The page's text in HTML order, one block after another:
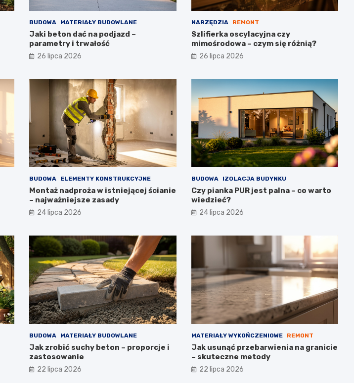
BUDOWA MATERIAŁY BUDOWLANE
Jaki beton dać na podjazd –
parametry i trwałość
26 lipca 2026
NARZĘDZIA REMONT
Szlifierka oscylacyjna czy
mimośrodowa – czym się różnią?
26 lipca 2026
BUDOWA ELEMENTY KONSTRUKCYJNE
Montaż nadproża w istniejącej ścianie
– najważniejsze zasady
24 lipca 2026
BUDOWA IZOLACJA BUDYNKU
Czy pianka PUR jest palna – co warto
wiedzieć?
24 lipca 2026
BUDOWA MATERIAŁY BUDOWLANE
Jak zrobić suchy beton – proporcje i
zastosowanie
22 lipca 2026
MATERIAŁY WYKOŃCZENIOWE REMONT
Jak usunąć przebarwienia na granicie
– skuteczne metody
22 lipca 2026